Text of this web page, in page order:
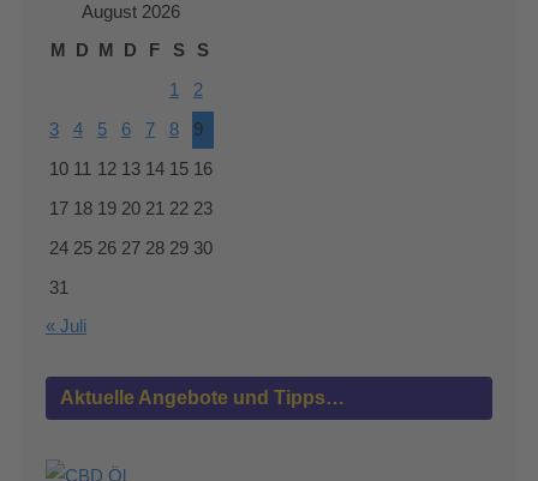
August 2026
M
D M D F S S
1 2
3 4 5 6 7 8 9
10 11 12 13 14 15 16
17 18 19 20 21 22 23
24 25 26 27 28 29 30
31
« Juli
Aktuelle Angebote und Tipps…